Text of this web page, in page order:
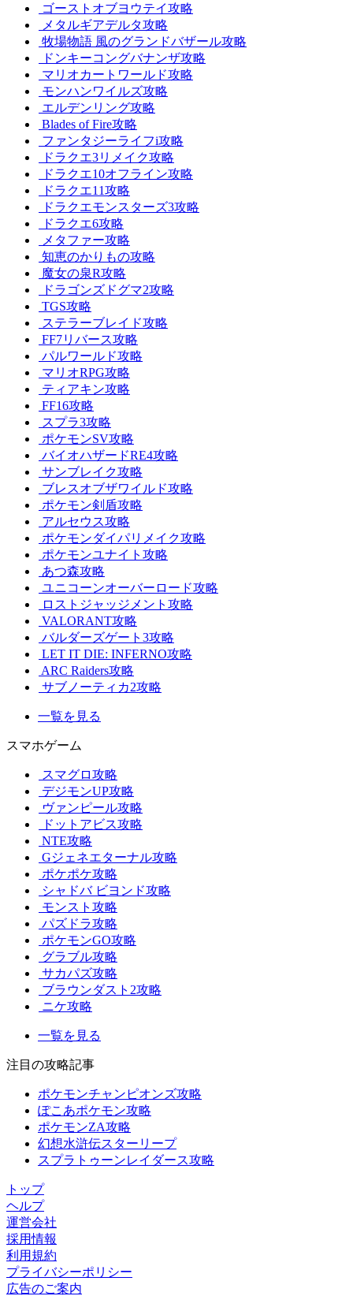
ゴーストオブヨウテイ攻略
メタルギアデルタ攻略
牧場物語 風のグランドバザール攻略
ドンキーコングバナンザ攻略
マリオカートワールド攻略
モンハンワイルズ攻略
エルデンリング攻略
Blades of Fire攻略
ファンタジーライフi攻略
ドラクエ3リメイク攻略
ドラクエ10オフライン攻略
ドラクエ11攻略
ドラクエモンスターズ3攻略
ドラクエ6攻略
メタファー攻略
知恵のかりもの攻略
魔女の泉R攻略
ドラゴンズドグマ2攻略
TGS攻略
ステラーブレイド攻略
FF7リバース攻略
パルワールド攻略
マリオRPG攻略
ティアキン攻略
FF16攻略
スプラ3攻略
ポケモンSV攻略
バイオハザードRE4攻略
サンブレイク攻略
ブレスオブザワイルド攻略
ポケモン剣盾攻略
アルセウス攻略
ポケモンダイパリメイク攻略
ポケモンユナイト攻略
あつ森攻略
ユニコーンオーバーロード攻略
ロストジャッジメント攻略
VALORANT攻略
バルダーズゲート3攻略
LET IT DIE: INFERNO攻略
ARC Raiders攻略
サブノーティカ2攻略
一覧を見る
スマホゲーム
スマグロ攻略
デジモンUP攻略
ヴァンピール攻略
ドットアビス攻略
NTE攻略
Gジェネエターナル攻略
ポケポケ攻略
シャドバ ビヨンド攻略
モンスト攻略
パズドラ攻略
ポケモンGO攻略
グラブル攻略
サカパズ攻略
ブラウンダスト2攻略
ニケ攻略
一覧を見る
注目の攻略記事
ポケモンチャンピオンズ攻略
ぽこあポケモン攻略
ポケモンZA攻略
幻想水滸伝スターリープ
スプラトゥーンレイダース攻略
トップ
ヘルプ
運営会社
採用情報
利用規約
プライバシーポリシー
広告のご案内